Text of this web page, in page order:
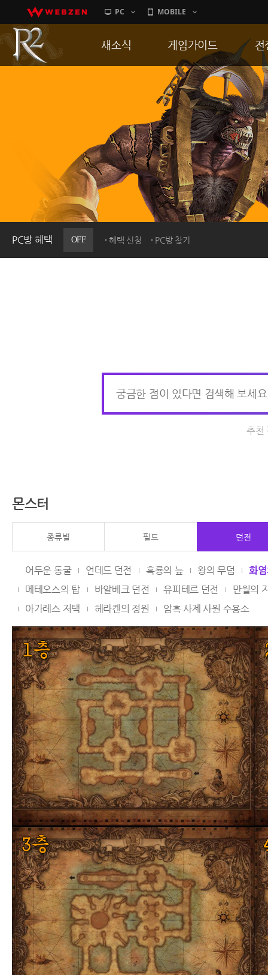
PC MOBILE
PC방 혜택 OFF 혜택 신청 PC방 찾기
새소식
이벤트
히스토리
PC방으로간다
게임가이드
게임 특징
서버가이드
신병훈련소
세부가이드
통합보급센터
전
통
공
추천
몬스터
종류별 필드 던전
어두운 동굴 언데드 던전 흑룡의 늪 왕의 무덤
화
메테오스의 탑
바알베크 던전 유피테르 던전
만월의
아가레스 저택
헤라켄의 정원 암흑 사제 사원 수용소